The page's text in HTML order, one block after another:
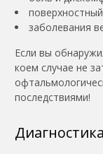
заболевания
Если вы
коем случае не
последствиями!